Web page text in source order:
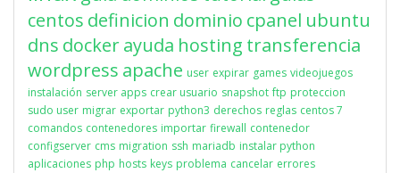
centos definicion dominio cpanel ubuntu
dns dockerayuda hosting transferencia
wordpress apache user expirar games videojuegos
instalación server apps crear usuario snapshot ftp proteccion
sudo user migrar exportar python3 derechos reglas centos 7
comandos contenedores importar firewall contenedor
configserver cms migration ssh mariadb instalar python
aplicaciones php hosts keys problema cancelar errores